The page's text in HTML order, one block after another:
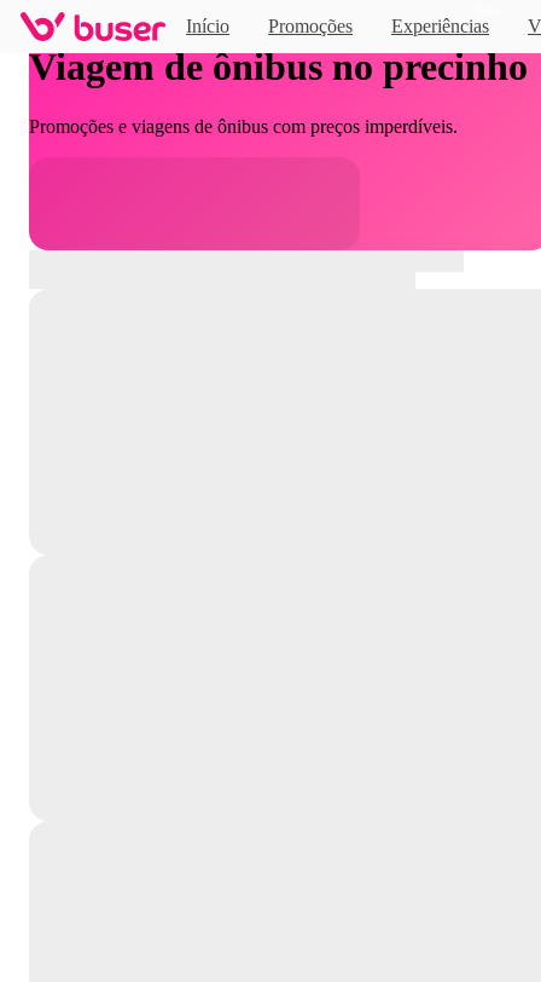
Início Promoções Experiências
Viagem de ônibus no precinho
Promoções e viagens de ônibus com preços imperdíveis.